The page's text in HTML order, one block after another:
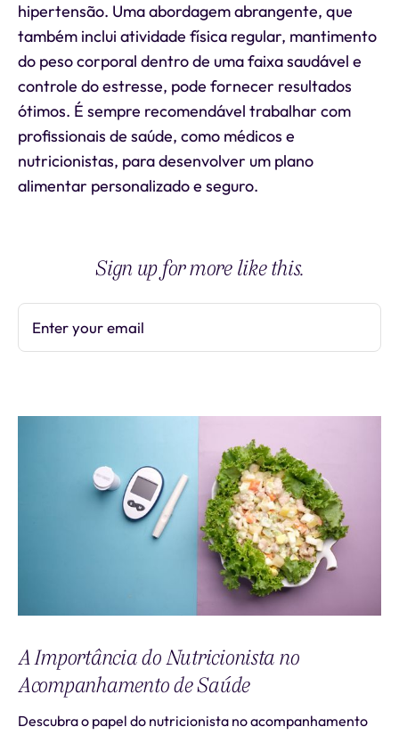
hipertensão. Uma abordagem abrangente, que
também inclui atividade física regular, mantimento
do peso corporal dentro de uma faixa saudável e
controle do estresse, pode fornecer resultados
ótimos. É sempre recomendável trabalhar com
profissionais de saúde, como médicos e
nutricionistas, para desenvolver um plano
alimentar personalizado e seguro.
Sign up for more like this.
Enter your email
A Importância do Nutricionista no
Acompanhamento de Saúde
Descubra o papel do nutricionista no acompanhamento